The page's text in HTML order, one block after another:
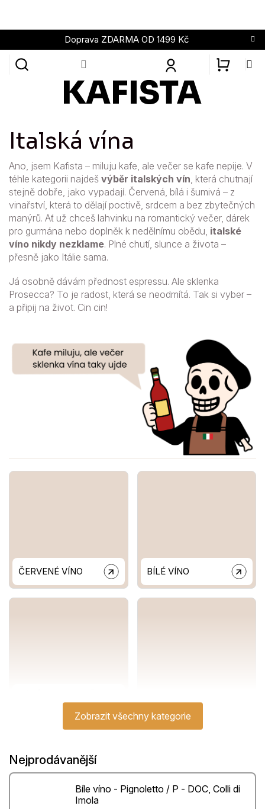
obsah
Doprava ZDARMA OD 1499 Kč
Italská vína
Ano, jsem Kafista – miluju kafe, ale večer se kafe nepije. V
téhle kategorii najdeš výběr italských vín, která chutnají
stejně dobře, jako vypadají. Červená, bílá i šumivá – z
vinařství, která to dělají poctivě, srdcem a bez zbytečných
manýrů. Ať už chceš lahvinku na romantický večer, dárek
pro gurmána nebo doplněk k nedělnímu obědu, italské
víno nikdy nezklame. Plné chutí, slunce a života –
přesně jako Itálie sama.
Já osobně dávám přednost espressu. Ale sklenka
Prosecca? To je radost, která se neodmítá. Tak si vyber –
a připij na život. Cin cin!
ČERVENÉ VÍNO BÍLÉ VÍNO
(SELEZIONI,
KLASICKÁ VÍNA
(CLASSICI)
Zobrazit všechny kategorie
Nejprodávanější
Bíle víno - Pignoletto / P - DOC, Colli di
Imola